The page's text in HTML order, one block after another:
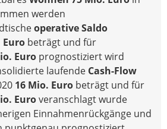
werden
operative Saldo
Euro beträgt und für
Euro prognostiziert wird
laufende Cash-Flow
16 Mio. Euro beträgt und für
Euroveranschlagt wurde
Einnahmenrückgänge und